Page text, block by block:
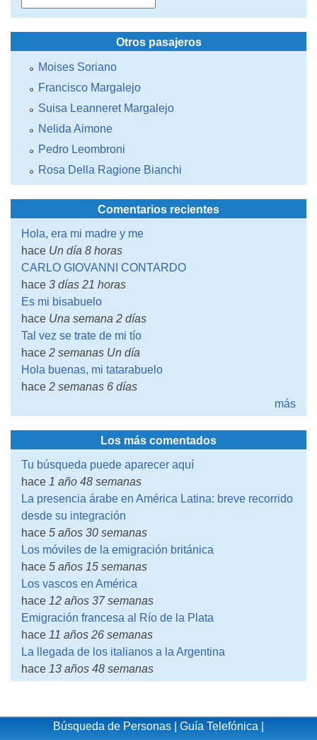
Otros pasajeros
Moises Soriano
Francisco Margalejo
Suisa Leanneret Margalejo
Nelida Aimone
Pedro Leombroni
Rosa Della Ragione Bianchi
Comentarios recientes
Hola, era mi madre y me
hace Un día 8 horas
CARLO GIOVANNI CONTARDO
hace 3 días 21 horas
Es mi bisabuelo
hace Una semana 2 días
Tal vez se trate de mi tío
hace 2 semanas Un día
Hola buenas, mi tatarabuelo
hace 2 semanas 6 días
más
Los más comentados
Tu búsqueda puede aparecer aquí
hace 1 año 48 semanas
La presencia árabe en América Latina: breve recorrido
desde su integración
hace 5 años 30 semanas
Los móviles de la emigración británica
hace 5 años 15 semanas
Los vascos en América
hace 12 años 37 semanas
Emigración francesa al Río de la Plata
hace 11 años 26 semanas
La llegada de los italianos a la Argentina
hace 13 años 48 semanas
Búsqueda de Personas Guía Telefónica